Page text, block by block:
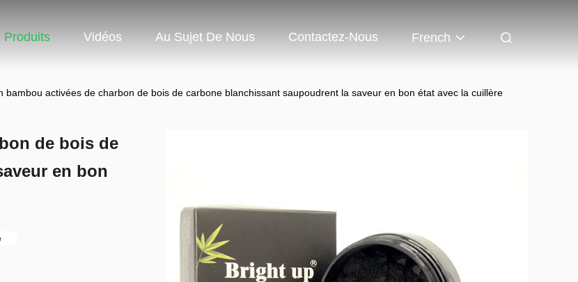
Produits Vidéos Au Sujet De Nous Contactez-Nous French
bambou activées de charbon de bois de carbone blanchissant saupoudrent la saveur en bon état avec la cuillère
de bois de
en bon